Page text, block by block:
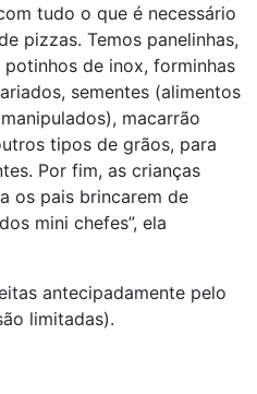
tudo o que é necessário
pizzas. Temos panelinhas,
potinhos de inox, forminhas
sementes (alimentos
macarrão
tipos de grãos, para
Por fim, as crianças
os pais brincarem de
mini chefes”, ela
antecipadamente pelo
limitadas).